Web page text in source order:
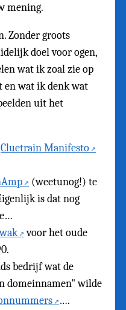
mening.
Zonder groots
doel voor ogen,
wat ik zoal zie op
en wat ik denk wat
uit het
Cluetrain Manifesto
(weetunog!) te
is dat nog
voor het oude
bedrijf wat de
domeinnamen" wilde
….